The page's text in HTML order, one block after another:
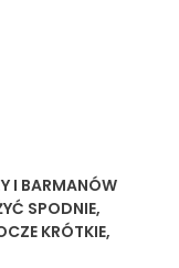
I BARMANÓW
SPODNIE,
KRÓTKIE,